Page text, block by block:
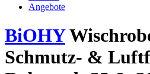
Angebote
BiOHY
Schmutz- &